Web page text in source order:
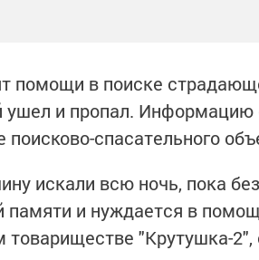
помощи в поиске
ушел и пропал. Информацию
поисково-спасательного
искали всю ночь, пока
памяти и нуждается в
товариществе "Крутушка-